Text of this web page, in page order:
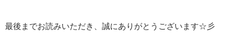
最後までお読みいただき、誠にありがとうございます☆彡